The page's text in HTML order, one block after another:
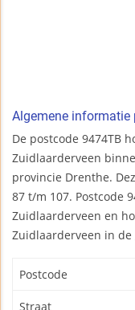
Algemene informatie
De postcode 9474TB
Zuidlaarderveen
provincie Drenthe.
87 t/m 107. Postcode
Zuidlaarderveen en
Zuidlaarderveen in de
Postcode
Straat